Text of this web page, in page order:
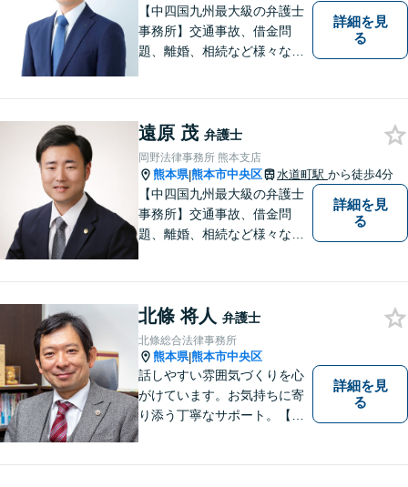
い。
【中四国九州最大級の弁護士
事務所】交通事故、借金問
題、離婚、相続など様々な問
い！
詳細を見
る
遠原 茂 弁護士
岡野法律事務所 熊本支店
熊本県|熊本市中央区 水道町駅 から徒歩4分
【中四国九州最大級の弁護士
事務所】交通事故、借金問
題、離婚、相続など様々な問
い！
詳細を見
る
北條 将人 弁護士
北條総合法律事務所
熊本県|熊本市中央区
話しやすい雰囲気づくりを心
がけています。お気持ちに寄
り添う丁寧なサポート。【借
詳細を見
る